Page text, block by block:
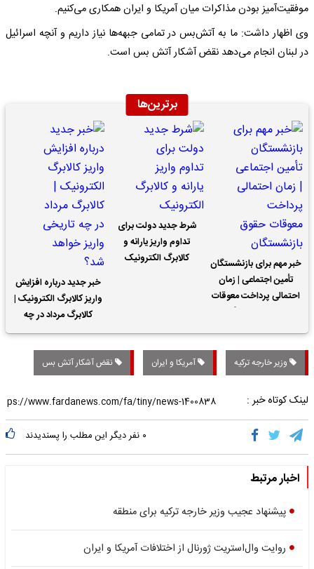
موفقیت‌آمیز بودن مذاکرات میان آمریکا و ایران همکاری می‌کنیم.
وی اظهار داشت: ما به آتش‌بس در تمامی جبهه‌ها نیاز داریم و آنچه اسرائیل
در لبنان انجام می‌دهد نقض آشکار آتش بس است.
برترین‌ها
خبر مهم برای بازنشستگان
تأمین اجتماعی | زمان
احتمالی پرداخت معوقات
شرط جدید دولت برای
تداوم واریز یارانه و
کالابرگ الکترونیک
خبر جدید درباره افزایش
واریز کالابرگ الکترونیک |
کالابرگ مرداد در چه
تاریخی واریز خواهد شد؟
وزیر خارجه ترکیه آمریکا و ایران نقض آشکار آتش بس
لینک کوتاه خبر :
۰ نفر دیگر این مطلب را پسندیدند
اخبار مرتبط
پیشنهاد عجیب وزیر خارجه ترکیه برای منطقه
روایت وال‌استریت ژورنال از اختلافات آمریکا و ایران